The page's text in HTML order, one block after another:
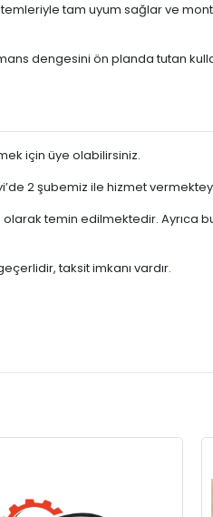
tam uyum sağlar ve
dengesini ön planda tutan
için üye olabilirsiniz.
2 şubemiz ile hizmet
temin edilmektedir. Ayrıca
taksit imkanı vardır.